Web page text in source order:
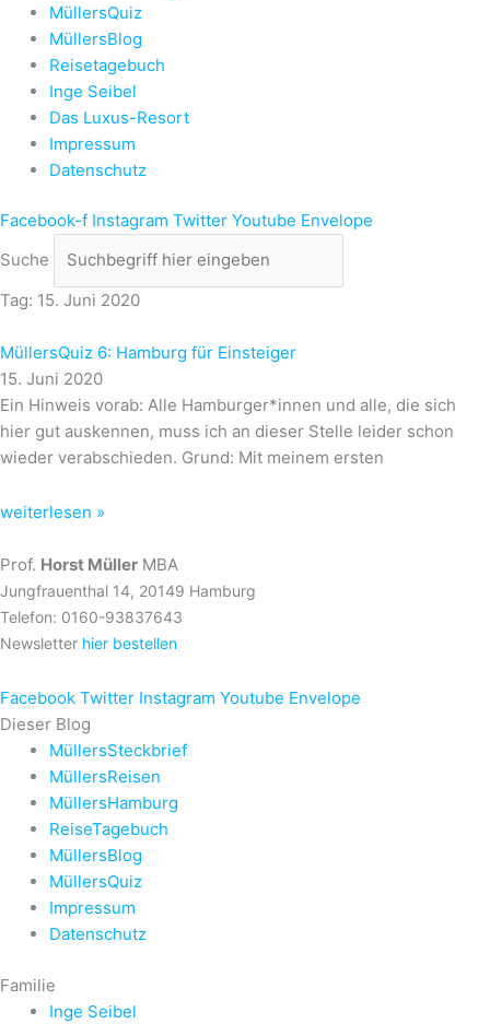
MüllersQuiz
MüllersBlog
Reisetagebuch
Inge Seibel
Das Luxus-Resort
Impressum
Datenschutz
Facebook-f Instagram Twitter Youtube Envelope
Suche
Tag: 15. Juni 2020
MüllersQuiz 6: Hamburg für Einsteiger
15. Juni 2020
Ein Hinweis vorab: Alle Hamburger*innen und alle, die sich
hier gut auskennen, muss ich an dieser Stelle leider schon
wieder verabschieden. Grund: Mit meinem ersten
weiterlesen »
Prof. Horst Müller MBA
Jungfrauenthal 14, 20149 Hamburg
Telefon: 0160-93837643
Newsletter hier bestellen
Facebook Twitter Instagram Youtube Envelope
Dieser Blog
MüllersSteckbrief
MüllersReisen
MüllersHamburg
ReiseTagebuch
MüllersBlog
MüllersQuiz
Impressum
Datenschutz
Familie
Inge Seibel